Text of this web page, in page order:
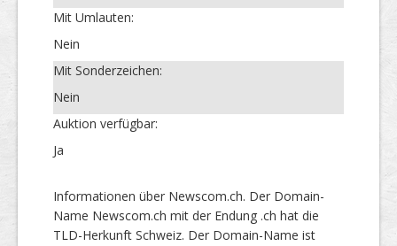
Mit Umlauten:
Nein
Mit Sonderzeichen:
Nein
Auktion verfügbar:
Ja
Informationen über Newscom.ch. Der Domain-
Name Newscom.ch mit der Endung .ch hat die
TLD-Herkunft Schweiz. Der Domain-Name ist